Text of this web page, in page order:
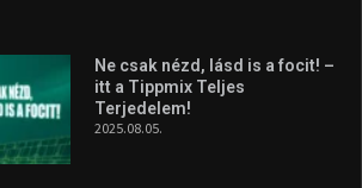
Ne csak nézd, lásd is a focit! –
itt a Tippmix Teljes
Terjedelem!
2025.08.05.